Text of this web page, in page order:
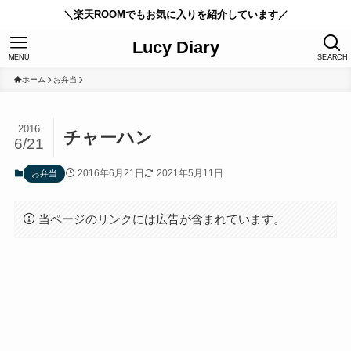
＼楽天ROOMでもお気に入りを紹介しています／
Lucy Diary SEARCH
MENU
ホーム お弁当
チャーハン
2016
6/21
お弁当 2016年6月21日 2021年5月11日
当ページのリンクには広告が含まれています。